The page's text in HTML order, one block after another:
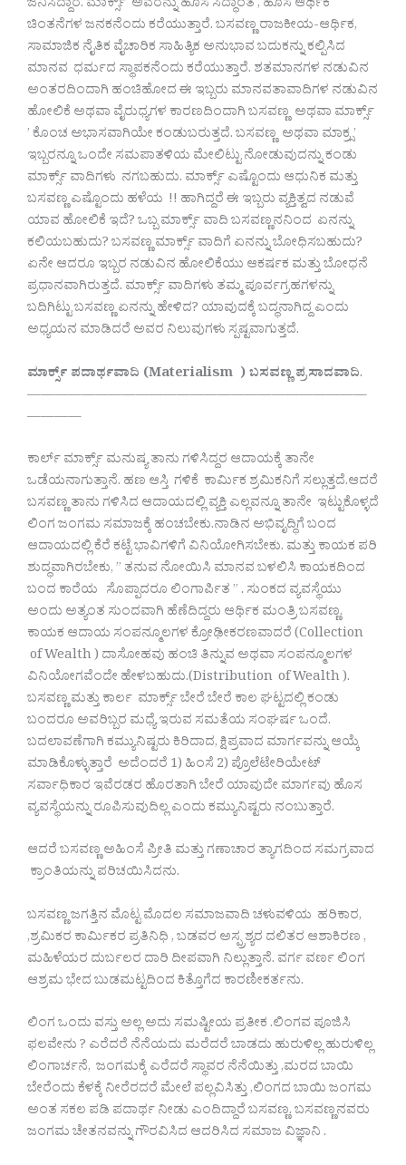
ಜನಿಸಿದ್ದಾರೆ. ಮಾರ್ಕ್ಸ್ ಅವರನ್ನು ಹೊಸ ಸಿದ್ಧಾಂತ , ಹೊಸ ಆರ್ಥಿಕ
ಚಿಂತನೆಗಳ ಜನಕನೆಂದು ಕರೆಯುತ್ತಾರೆ. ಬಸವಣ್ಣ ರಾಜಕೀಯ-ಆರ್ಥಿಕ,
ಸಾಮಾಜಿಕ ನೈತಿಕ ವೈಚಾರಿಕ ಸಾಹಿತ್ಯಿಕ ಅನುಭಾವ ಬದುಕನ್ನು ಕಲ್ಪಿಸಿದ
ಮಾನವ ಧರ್ಮದ ಸ್ಥಾಪಕನೆಂದು ಕರೆಯುತ್ತಾರೆ. ಶತಮಾನಗಳ ನಡುವಿನ
ಅಂತರದಿಂದಾಗಿ ಹಂಚಿಹೋದ ಈ ಇಬ್ಬರು ಮಾನವತಾವಾದಿಗಳ ನಡುವಿನ
ಹೋಲಿಕೆ ಅಥವಾ ವೈರುಧ್ಯಗಳ ಕಾರಣದಿಂದಾಗಿ ಬಸವಣ್ಣ ಅಥವಾ ಮಾರ್ಕ್ಸ್
’ ಕೊಂಚ ಅಭಾಸವಾಗಿಯೇ ಕಂಡುಬರುತ್ತದೆ. ಬಸವಣ್ಣ ಅಥವಾ ಮಾಕ್ರ್ಸ’
ಇಬ್ಬರನ್ನೂ ಒಂದೇ ಸಮಪಾತಳಿಯ ಮೇಲಿಟ್ಟು ನೋಡುವುದನ್ನು ಕಂಡು
ಮಾರ್ಕ್ಸ್ ವಾದಿಗಳು ನಗಬಹುದು. ಮಾರ್ಕ್ಸ್ ಎಷ್ಟೊಂದು ಆಧುನಿಕ ಮತ್ತು
ಬಸವಣ್ಣ ಎಷ್ಟೊಂದು ಹಳೆಯ !! ಹಾಗಿದ್ದರೆ ಈ ಇಬ್ಬರು ವ್ಯಕ್ತಿತ್ವದ ನಡುವೆ
ಯಾವ ಹೋಲಿಕೆ ಇದೆ? ಒಬ್ಬ ಮಾರ್ಕ್ಸ್ ವಾದಿ ಬಸವಣ್ಣನನಿಂದ ಏನನ್ನು
ಕಲಿಯಬಹುದು? ಬಸವಣ್ಣ ಮಾರ್ಕ್ಸ್ ವಾದಿಗೆ ಏನನ್ನು ಬೋಧಿಸಬಹುದು?
ಏನೇ ಆದರೂ ಇಬ್ಬರ ನಡುವಿನ ಹೋಲಿಕೆಯು ಆಕರ್ಷಕ ಮತ್ತು ಬೋಧನೆ
ಪ್ರಧಾನವಾಗಿರುತ್ತದೆ. ಮಾರ್ಕ್ಸ್ ವಾದಿಗಳು ತಮ್ಮ ಪೂರ್ವಗ್ರಹಗಳನ್ನು
ಬದಿಗಿಟ್ಟು ಬಸವಣ್ಣ ಏನನ್ನು ಹೇಳಿದ? ಯಾವುದಕ್ಕೆ ಬದ್ಧನಾಗಿದ್ದ ಎಂದು
ಅಧ್ಯಯನ ಮಾಡಿದರೆ ಅವರ ನಿಲುವುಗಳು ಸ್ಪಷ್ಟವಾಗುತ್ತದೆ.
ಮಾರ್ಕ್ಸ್ ಪದಾರ್ಥವಾದಿ (Materialism ) ಬಸವಣ್ಣ ಪ್ರಸಾದವಾದಿ.
—————————————————————————
————
ಕಾರ್ಲ್ ಮಾರ್ಕ್ಸ್ ಮನುಷ್ಯ ತಾನು ಗಳಿಸಿದ್ದರ ಆದಾಯಕ್ಕೆ ತಾನೇ
ಒಡೆಯನಾಗುತ್ತಾನೆ. ಹಣ ಆಸ್ತಿ ಗಳಿಕೆ ಕಾರ್ಮಿಕ ಶ್ರಮಿಕನಿಗೆ ಸಲ್ಲುತ್ತದೆ.ಆದರೆ
ಬಸವಣ್ಣ ತಾನು ಗಳಿಸಿದ ಆದಾಯದಲ್ಲಿ ವ್ಯಕ್ತಿ ಎಲ್ಲವನ್ನೂ ತಾನೇ ಇಟ್ಟುಕೊಳ್ಳದೆ
ಲಿಂಗ ಜಂಗಮ ಸಮಾಜಕ್ಕೆ ಹಂಚಬೇಕು.ನಾಡಿನ ಅಭಿವೃದ್ಧಿಗೆ ಬಂದ
ಆದಾಯದಲ್ಲಿ ಕೆರೆ ಕಟ್ಟೆ ಭಾವಿಗಳಿಗೆ ವಿನಿಯೋಗಿಸಬೇಕು. ಮತ್ತು ಕಾಯಕ ಪರಿ
ಶುದ್ಧವಾಗಿರಬೇಕು, ” ತನುವ ನೋಯಿಸಿ ಮಾನವ ಬಳಲಿಸಿ ಕಾಯಕದಿಂದ
ಬಂದ ಕಾರೆಯ ಸೊಪ್ಪಾದರೂ ಲಿಂಗಾರ್ಪಿತ ” . ಸುಂಕದ ವ್ಯವಸ್ಥೆಯು
ಅಂದು ಅತ್ಯಂತ ಸುಂದವಾಗಿ ಹೆಣೆದಿದ್ದರು ಆರ್ಥಿಕ ಮಂತ್ರಿ ಬಸವಣ್ಣ.
ಕಾಯಕ ಆದಾಯ ಸಂಪನ್ಮೂಲಗಳ ಕ್ರೋಢೀಕರಣವಾದರೆ (Collection
of Wealth ) ದಾಸೋಹವು ಹಂಚಿ ತಿನ್ನುವ ಅಥವಾ ಸಂಪನ್ಮೂಲಗಳ
ವಿನಿಯೋಗವೆಂದೇ ಹೇಳಬಹುದು.(Distribution of Wealth ).
ಬಸವಣ್ಣ ಮತ್ತು ಕಾರ್ಲ ಮಾರ್ಕ್ಸ್ ಬೇರೆ ಬೇರೆ ಕಾಲ ಘಟ್ಟದಲ್ಲಿ ಕಂಡು
ಬಂದರೂ ಅವರಿಬ್ಬರ ಮಧ್ಯೆ ಇರುವ ಸಮತೆಯ ಸಂಘರ್ಷ ಒಂದೆ.
ಬದಲಾವಣೆಗಾಗಿ ಕಮ್ಯುನಿಷ್ಟರು ಕಿರಿದಾದ, ಕ್ಷಿಪ್ರವಾದ ಮಾರ್ಗವನ್ನು ಆಯ್ಕೆ
ಮಾಡಿಕೊಳ್ಳುತ್ತಾರೆ ಅದೆಂದರೆ 1) ಹಿಂಸೆ 2) ಪ್ರೊಲೆಟೇರಿಯೇಟ್
ಸರ್ವಾಧಿಕಾರ ಇವೆರಡರ ಹೊರತಾಗಿ ಬೇರೆ ಯಾವುದೇ ಮಾರ್ಗವು ಹೊಸ
ವ್ಯವಸ್ಥೆಯನ್ನು ರೂಪಿಸುವುದಿಲ್ಲ ಎಂದು ಕಮ್ಯುನಿಷ್ಟರು ನಂಬುತ್ತಾರೆ.
ಆದರೆ ಬಸವಣ್ಣ ಅಹಿಂಸೆ ಪ್ರೀತಿ ಮತ್ತು ಗಣಾಚಾರ ತ್ಯಾಗದಿಂದ ಸಮಗ್ರವಾದ
ಕ್ರಾಂತಿಯನ್ನು ಪರಿಚಯಿಸಿದನು.
ಬಸವಣ್ಣ ಜಗತ್ತಿನ ಮೊಟ್ಟ ಮೊದಲ ಸಮಾಜವಾದಿ ಚಳುವಳಿಯ ಹರಿಕಾರ,
,ಶ್ರಮಿಕರ ಕಾರ್ಮಿಕರ ಪ್ರತಿನಿಧಿ , ಬಡವರ ಅಸ್ಪ್ರಶ್ಯರ ದಲಿತರ ಆಶಾಕಿರಣ ,
ಮಹಿಳೆಯರ ದುರ್ಬಲರ ದಾರಿ ದೀಪವಾಗಿ ನಿಲ್ಲುತ್ತಾನೆ. ವರ್ಗ ವರ್ಣ ಲಿಂಗ
ಆಶ್ರಮ ಭೇದ ಬುಡಮಟ್ಟದಿಂದ ಕಿತ್ತೊಗೆದ ಕಾರಣೀಕರ್ತನು.
ಲಿಂಗ ಒಂದು ವಸ್ತು ಅಲ್ಲ ಅದು ಸಮಷ್ಟೀಯ ಪ್ರತೀಕ .ಲಿಂಗವ ಪೂಜಿಸಿ
ಫಲವೇನು ? ಎರೆದರೆ ನೆನೆಯದು ಮರೆದರೆ ಬಾಡದು ಹುರುಳಿಲ್ಲ ಹುರುಳಿಲ್ಲ
ಲಿಂಗಾರ್ಚನೆ, ಜಂಗಮಕ್ಕೆ ಎರೆದರೆ ಸ್ಥಾವರ ನೆನೆಯಿತ್ತು ,ಮರದ ಬಾಯಿ
ಬೇರೆಂದು ಕೆಳಕ್ಕೆ ನೀರೆರದರೆ ಮೇಲೆ ಪಲ್ಲವಿಸಿತ್ತು ,ಲಿಂಗದ ಬಾಯಿ ಜಂಗಮ
ಅಂತ ಸಕಲ ಪಡಿ ಪದಾರ್ಥ ನೀಡು ಎಂದಿದ್ದಾರೆ ಬಸವಣ್ಣ. ಬಸವಣ್ಣನವರು
ಜಂಗಮ ಚೇತನವನ್ನು ಗೌರವಿಸಿದ ಆದರಿಸಿದ ಸಮಾಜ ವಿಜ್ಞಾನಿ .